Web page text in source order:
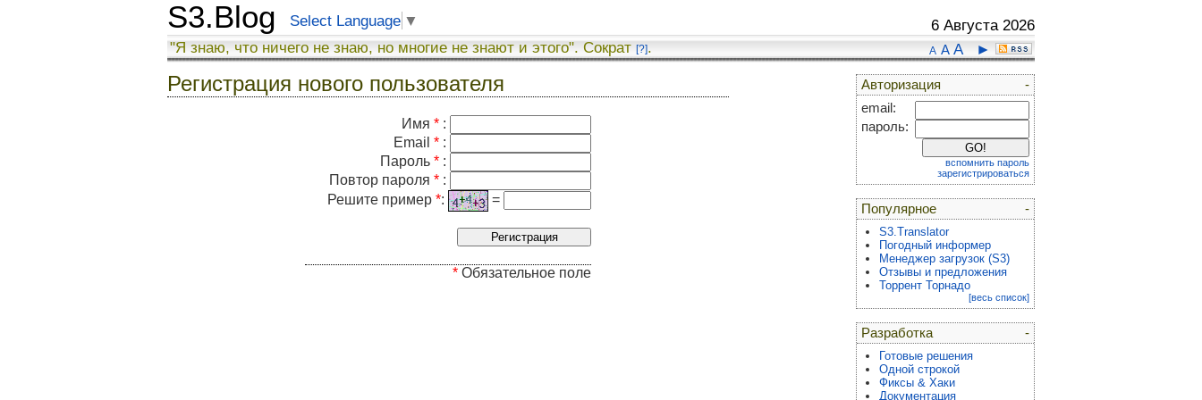
S3.Blog Select Language ▼ 6 Августа 2026
A A A ►
"Я знаю, что ничего не знаю, но многие не знают и этого". Сократ [?].
Регистрация нового пользователя
Имя * :
Email * :
Пароль * :
Повтор пароля * :
Решите пример *: =
* Обязательное поле
-
Авторизация
email:
пароль:
вспомнить пароль
зарегистрироваться
-
Популярное
S3.Translator
Погодный информер
Менеджер загрузок (S3)
Отзывы и предложения
Торрент Торнадо
[весь список]
-
Разработка
Готовые решения
Одной строкой
Фиксы & Хаки
Документация